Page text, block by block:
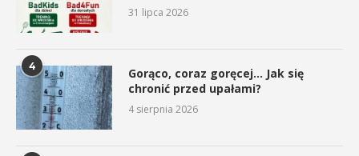
31 lipca 2026
4
Gorąco, coraz goręcej… Jak się
chronić przed upałami?
4 sierpnia 2026